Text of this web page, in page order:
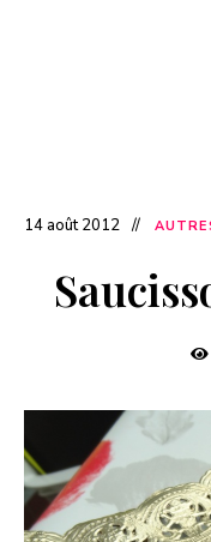
14 août 2012